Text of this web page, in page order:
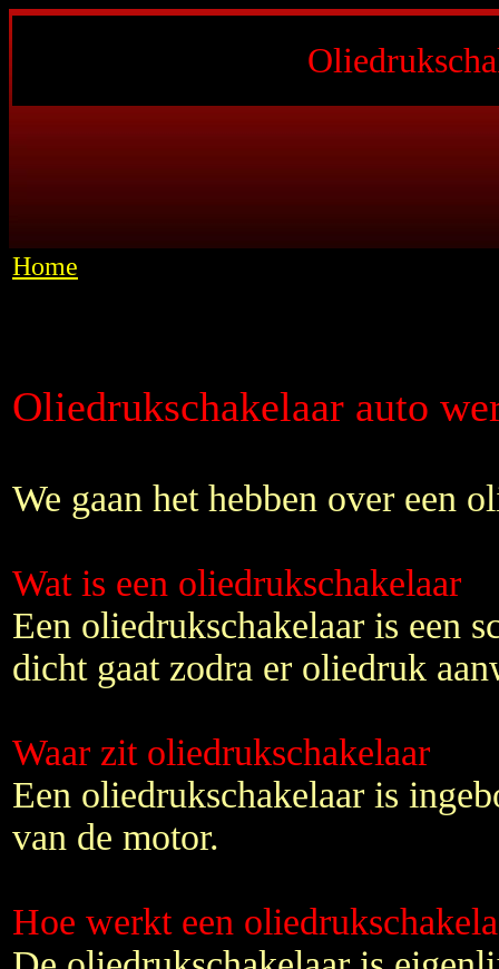
Home
Oliedrukschakelaar auto
We gaan het hebben over een
Wat is een oliedrukschakelaar
Een oliedrukschakelaar is een
dicht gaat zodra er oliedruk
Waar zit oliedrukschakelaar
Een oliedrukschakelaar is
van de motor.
Hoe werkt een